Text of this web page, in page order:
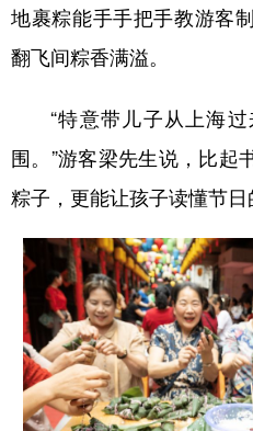
地裹粽能手手把手教游客
翻飞间粽香满溢。
“特意带儿子从上海过
围。”游客梁先生说，比起
粽子，更能让孩子读懂节日